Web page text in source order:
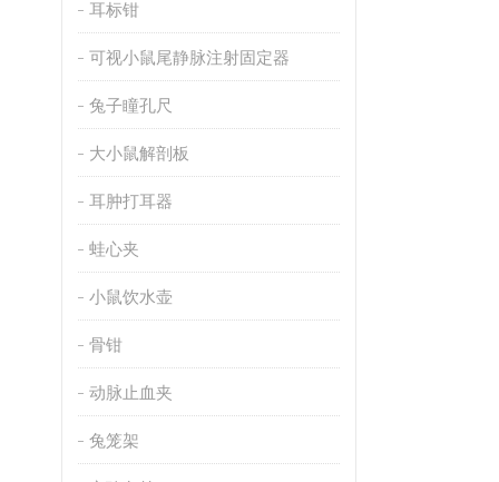
耳标钳
可视小鼠尾静脉注射固定器
兔子瞳孔尺
大小鼠解剖板
耳肿打耳器
蛙心夹
小鼠饮水壶
骨钳
动脉止血夹
兔笼架